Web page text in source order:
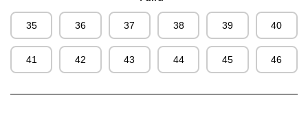
35 36 37 38 39 40
41 42 43 44 45 46